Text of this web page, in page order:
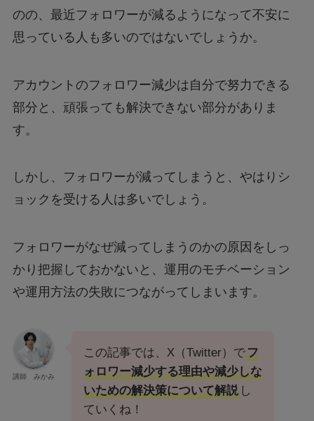
のの、最近フォロワーが減るようになって不安に
思っている人も多いのではないでしょうか。
アカウントのフォロワー減少は自分で努力できる
部分と、頑張っても解決できない部分がありま
す。
しかし、フォロワーが減ってしまうと、やはりシ
ョックを受ける人は多いでしょう。
フォロワーがなぜ減ってしまうのかの原因をしっ
かり把握しておかないと、運用のモチベーション
や運用方法の失敗につながってしまいます。
講師 みかみ
この記事では、X（Twitter）でフ
ォロワー減少する理由や減少しな
いための解決策について解説し
ていくね！